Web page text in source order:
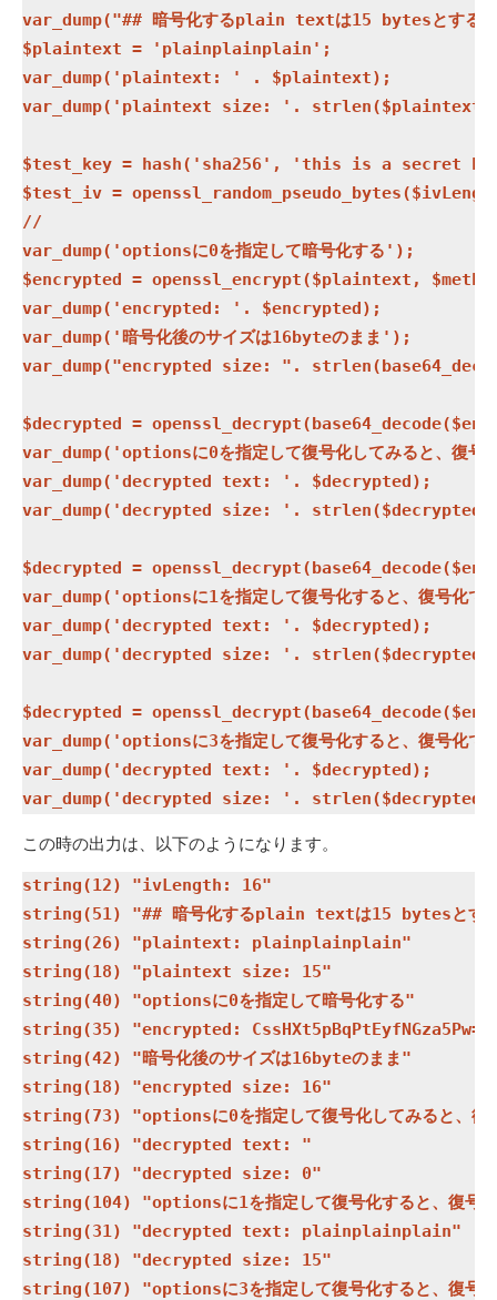
var_dump("## 暗号化するplain textは15 bytesとす
$plaintext = 'plainplainplain';
var_dump('plaintext: ' . $plaintext);
var_dump('plaintext size: '.
$test_key = hash('sha256', 'this is a secret
$test_iv =
//
var_dump('optionsに0を指定して暗号化する');
$encrypted = openssl_encrypt($plaintext,
var_dump('encrypted: '. $encrypted);
var_dump('暗号化後のサイズは16byteのまま');
var_dump("encrypted size: ".
$decrypted =
var_dump('optionsに0を指定して復号化してみると、復
var_dump('decrypted text: '. $decrypted);
var_dump('decrypted size: '.
$decrypted =
var_dump('optionsに1を指定して復号化すると、復号化
var_dump('decrypted text: '. $decrypted);
var_dump('decrypted size: '.
$decrypted =
var_dump('optionsに3を指定して復号化すると、復号化
var_dump('decrypted text: '. $decrypted);
この時の出力は、以下のようになります。
string(12) "ivLength: 16"
string(51) "## 暗号化するplain textは15 bytesとす
string(26) "plaintext: plainplainplain"
string(18) "plaintext size: 15"
string(40) "optionsに0を指定して暗号化する"
string(35) "encrypted:
string(42) "暗号化後のサイズは16byteのまま"
string(18) "encrypted size: 16"
string(73) "optionsに0を指定して復号化してみると、復
string(16) "decrypted text: "
string(17) "decrypted size: 0"
string(104) "optionsに1を指定して復号化すると、復号化
string(31) "decrypted text: plainplainplain"
string(18) "decrypted size: 15"
string(107) "optionsに3を指定して復号化すると、復号化